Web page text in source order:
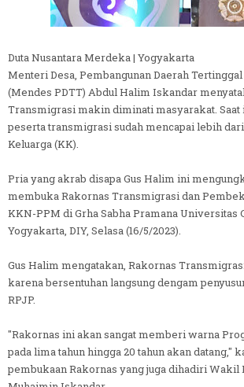
Duta Nusantara Merdeka | Yogyakarta
Menteri Desa, Pembangunan Daerah
(Mendes PDTT) Abdul Halim Iskandar
Transmigrasi makin diminati masyarakat. Saat
peserta transmigrasi sudah mencapai lebih
Keluarga (KK).
Pria yang akrab disapa Gus Halim ini
membuka Rakornas Transmigrasi dan
KKN-PPM di Grha Sabha Pramana Universitas
Yogyakarta, DIY, Selasa (16/5/2023).
Gus Halim mengatakan, Rakornas
karena bersentuhan langsung dengam
RPJP.
"Rakornas ini akan sangat memberi warna
pada lima tahun hingga 20 tahun akan datang,"
pembukaan Rakornas yang juga dihadiri Wakil